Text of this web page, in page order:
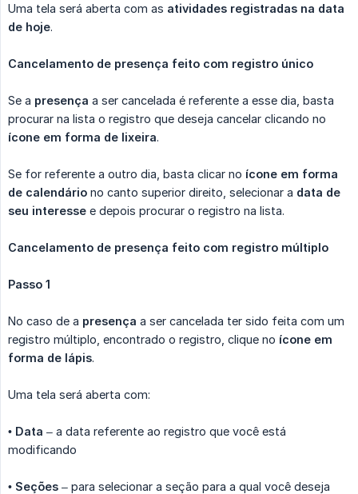
Uma tela será aberta com as atividades registradas na data
de hoje.
Cancelamento de presença feito com registro único
Se a presença a ser cancelada é referente a esse dia, basta
procurar na lista o registro que deseja cancelar clicando no
ícone em forma de lixeira.
Se for referente a outro dia, basta clicar no ícone em forma
de calendário no canto superior direito, selecionar a data de
seu interesse e depois procurar o registro na lista.
Cancelamento de presença feito com registro múltiplo
Passo 1
No caso de a presença a ser cancelada ter sido feita com um
registro múltiplo, encontrado o registro, clique no ícone em
forma de lápis.
Uma tela será aberta com:
• Data – a data referente ao registro que você está
modificando
• Seções – para selecionar a seção para a qual você deseja